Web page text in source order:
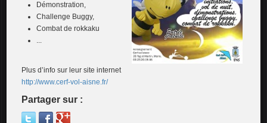
Démonstration,
Challenge Buggy,
Combat de rokkaku
...
Plus d’info sur leur site internet
http://www.cerf-vol-aisne.fr/
Partager sur :